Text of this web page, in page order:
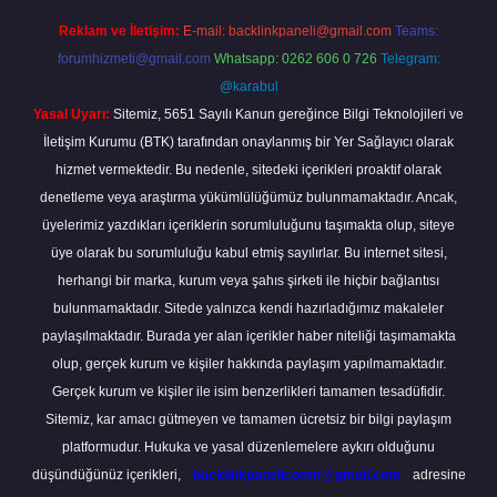
Reklam ve İletişim: E-mail: backlinkpaneli@gmail.com Teams:
forumhizmeti@gmail.com Whatsapp: 0262 606 0 726 Telegram:
@karabul
Yasal Uyarı: Sitemiz, 5651 Sayılı Kanun gereğince Bilgi Teknolojileri ve
İletişim Kurumu (BTK) tarafından onaylanmış bir Yer Sağlayıcı olarak
hizmet vermektedir. Bu nedenle, sitedeki içerikleri proaktif olarak
denetleme veya araştırma yükümlülüğümüz bulunmamaktadır. Ancak,
üyelerimiz yazdıkları içeriklerin sorumluluğunu taşımakta olup, siteye
üye olarak bu sorumluluğu kabul etmiş sayılırlar. Bu internet sitesi,
herhangi bir marka, kurum veya şahıs şirketi ile hiçbir bağlantısı
bulunmamaktadır. Sitede yalnızca kendi hazırladığımız makaleler
paylaşılmaktadır. Burada yer alan içerikler haber niteliği taşımamakta
olup, gerçek kurum ve kişiler hakkında paylaşım yapılmamaktadır.
Gerçek kurum ve kişiler ile isim benzerlikleri tamamen tesadüfidir.
Sitemiz, kar amacı gütmeyen ve tamamen ücretsiz bir bilgi paylaşım
platformudur. Hukuka ve yasal düzenlemelere aykırı olduğunu
düşündüğünüz içerikleri,
backlinkpanelicomtr@gmail.com
adresine